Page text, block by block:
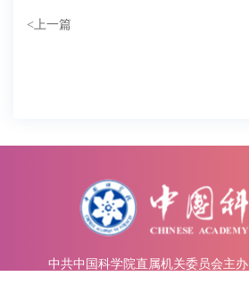
< 上一篇
中共中国科学院直属机关委员会主办